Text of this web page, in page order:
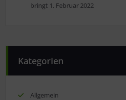
bringt 1. Februar 2022
Kategorien
Allgemein